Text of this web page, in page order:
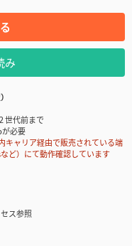
み
世代前まで
必要
ャリア経由で販売されている端
ど）にて動作確認しています
ス参照